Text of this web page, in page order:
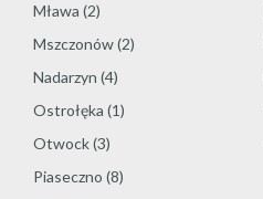
Mława (2)
Mszczonów(2)
Nadarzyn (4)
Ostrołęka (1)
Otwock(3)
Piaseczno (8)